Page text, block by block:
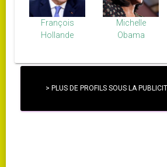
François
Hollande
Michelle
Obama
> PLUS DE PROFILS SOUS LA